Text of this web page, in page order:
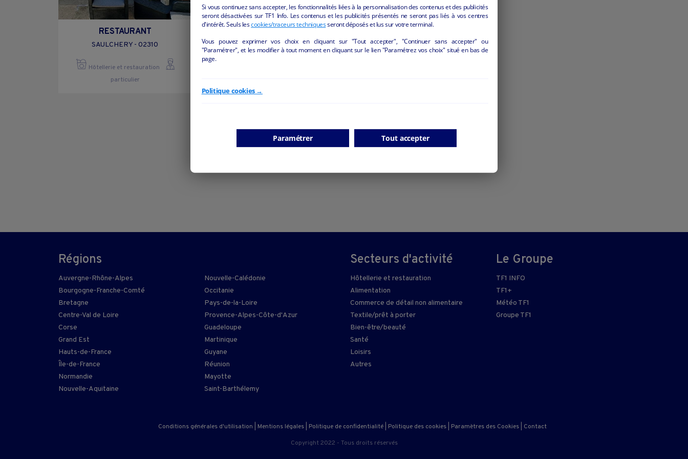
RESTAURANT
SAULCHERY - 02310
Hôtellerie et restauration
particulier
Laffaux - 02880 Saint-Quentin - 02100
Régions
Auvergne-Rhône-Alpes
Bourgogne-Franche-Comté
Bretagne
Centre-Val de Loire
Corse
Grand Est
Hauts-de-France
Île-de-France
Normandie
Nouvelle-Aquitaine
Nouvelle-Calédonie
Occitanie
Pays-de-la-Loire
Provence-Alpes-Côte-d'Azur
Guadeloupe
Martinique
Guyane
Réunion
Mayotte
Saint-Barthélemy
Secteurs d'activité
Hôtellerie et restauration
Alimentation
Commerce de détail non alimentaire
Textile/prêt à porter
Bien-être/beauté
Santé
Loisirs
Autres
Le Groupe
TF1 INFO
TF1+
Météo TF1
Groupe TF1
Conditions générales d'utilisation Mentions légales Politique de confidentialité Politique des cookies Paramètres des Cookies
Contact
Copyright 2022 - Tous droits réservés
Si vous continuez sans accepter, les fonctionnalités liées à la personnalisation des contenus et des publicités
seront désactivées sur TF1 Info. Les contenus et les publicités présentés ne seront pas liés à vos centres
d'intérêt. Seuls lescookies/traceurs techniquesseront déposés et lus sur votre terminal.
Vous pouvez exprimer vos choix en cliquant sur "Tout accepter", "Continuer sans accepter" ou
"Paramétrer", et les modifier à tout moment en cliquant sur le lien "Paramétrez vos choix" situé en bas de
page.
Politique cookies →
Paramétrer Tout accepter